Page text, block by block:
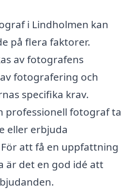
i Lindholmen kan
på flera faktorer.
av fotografens
fotografering och
specifika krav.
professionell fotograf ta
eller erbjuda
att få en uppfattning
är det en god idé att